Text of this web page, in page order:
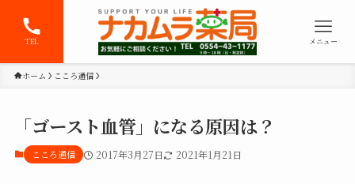
TEL メニュー
ホーム こころ通信
「ゴースト血管」になる原因は？
こころ通信 2017年3月27日 2021年1月21日